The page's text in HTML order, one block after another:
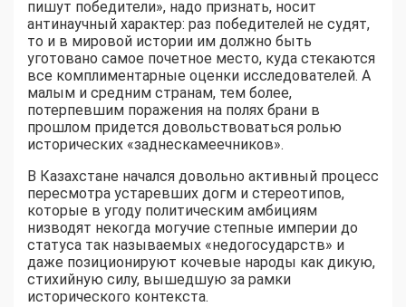
пишут победители», надо признать, носит
антинаучный характер: раз победителей не судят,
то и в мировой истории им должно быть
уготовано самое почетное место, куда стекаются
все комплиментарные оценки исследователей. А
малым и средним странам, тем более,
потерпевшим поражения на полях брани в
прошлом придется довольствоваться ролью
исторических «заднескамеечников».
В Казахстане начался довольно активный процесс
пересмотра устаревших догм и стереотипов,
которые в угоду политическим амбициям
низводят некогда могучие степные империи до
статуса так называемых «недогосударств» и
даже позиционируют кочевые народы как дикую,
стихийную силу, вышедшую за рамки
исторического контекста.